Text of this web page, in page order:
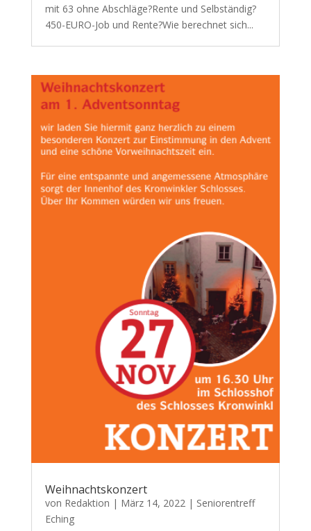
mit 63 ohne Abschläge?Rente und Selbständig?
450-EURO-Job und Rente?Wie berechnet sich...
Weihnachtskonzert
von Redaktion | März 14, 2022| Seniorentreff
Eching